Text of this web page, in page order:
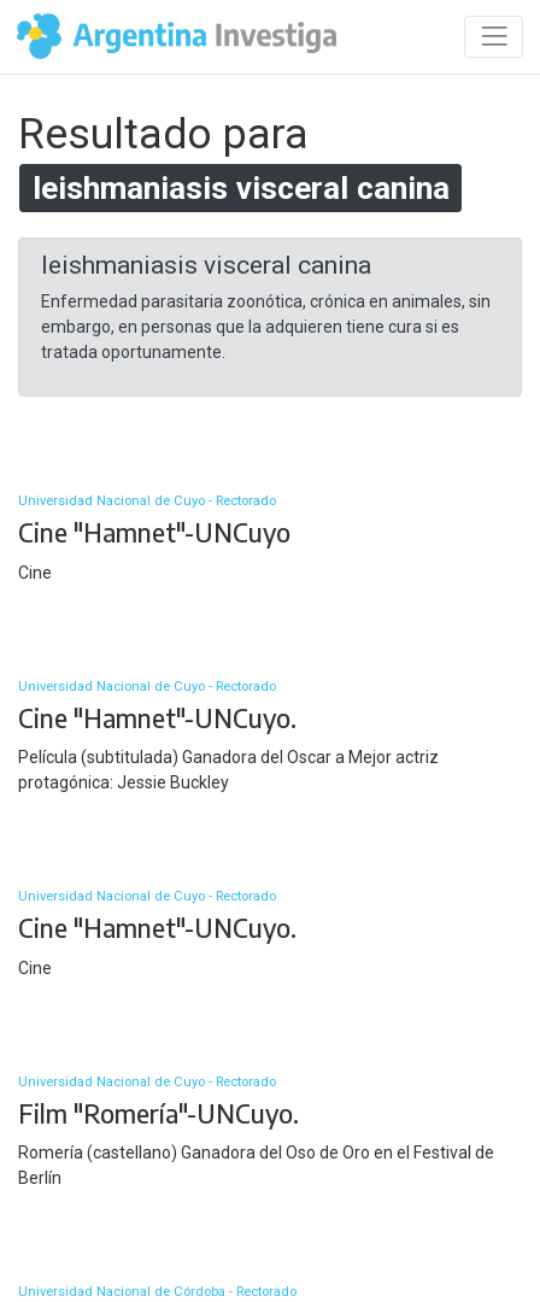
Resultado para
leishmaniasis visceral canina
leishmaniasis visceral canina
Enfermedad parasitaria zoonótica, crónica en animales, sin
embargo, en personas que la adquieren tiene cura si es
tratada oportunamente.
Universidad Nacional de Cuyo - Rectorado
Cine "Hamnet"-UNCuyo
Cine
Universidad Nacional de Cuyo - Rectorado
Cine "Hamnet"-UNCuyo.
Película (subtitulada) Ganadora del Oscar a Mejor actriz
protagónica: Jessie Buckley
Universidad Nacional de Cuyo - Rectorado
Cine "Hamnet"-UNCuyo.
Cine
Universidad Nacional de Cuyo - Rectorado
Film "Romería"-UNCuyo.
Romería (castellano) Ganadora del Oso de Oro en el Festival de
Berlín
Universidad Nacional de Córdoba - Rectorado